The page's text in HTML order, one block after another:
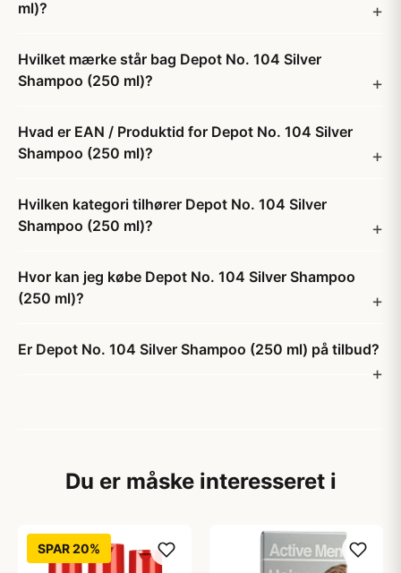
ml)?
Hvilket mærke står bag Depot No. 104 Silver
Shampoo (250 ml)?
Hvad er EAN / Produktid for Depot No. 104 Silver
Shampoo (250 ml)?
Hvilken kategori tilhører Depot No. 104 Silver
Shampoo (250 ml)?
Hvor kan jeg købe Depot No. 104 Silver Shampoo
(250 ml)?
Er Depot No. 104 Silver Shampoo (250 ml) på tilbud?
Du er måske interesseret i
SPAR 20%